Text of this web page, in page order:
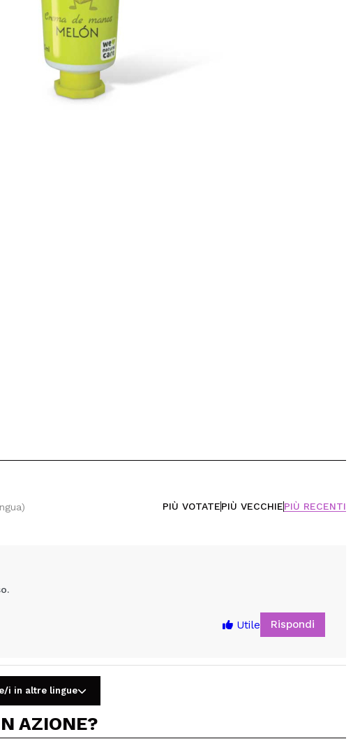
CREARE UN ACCOUNT
PIÙ VOTATEPIÙ VECCHIEPIÙ RECENTI
Utile Rispondi
i in altre lingue
AZIONE?